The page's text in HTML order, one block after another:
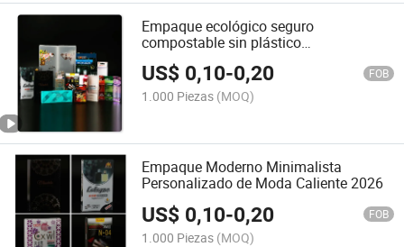
Empaque ecológico seguro
compostable sin plástico
personalizado
US$ 0,10-0,20 FOB
1.000 Piezas (MOQ)
Empaque Moderno Minimalista
Personalizado de Moda Caliente 2026
US$ 0,10-0,20 FOB
1.000 Piezas (MOQ)